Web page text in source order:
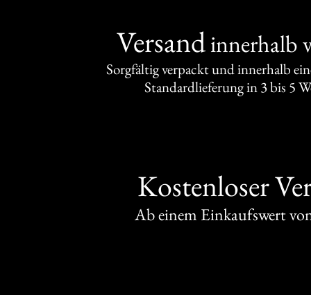
Versandinnerhalb
Sorgfältig verpackt und innerhalb
Standardlieferung in 3 bis 5
Kostenloser
Ab einem Einkaufswert